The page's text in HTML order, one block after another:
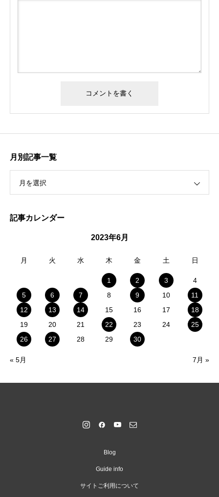
月別記事一覧
月を選択
記事カレンダー
2023年6月
月 火 水 木 金 土 日
1 2 3
4
5
6 7 8 9 10
11
12
13 14 15 16 17
18
19
20 21 22 23 24
25
26
27 28 29 30
« 5月 7月 »
Blog
Guide info
サイトご利用について